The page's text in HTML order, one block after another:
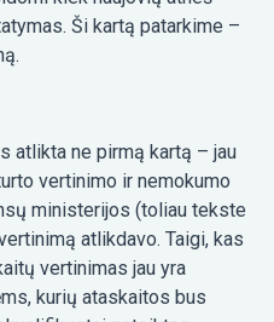
Ši kartą patarkime –
atlikta ne pirmą kartą – jau
vertinimo ir nemokumo
ministerijos (toliau tekste
atlikdavo. Taigi, kas
vertinimas jau yra
kurių ataskaitos bus